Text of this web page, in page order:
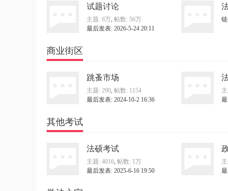
试题讨论
主题: 6万, 帖数: 56万
最后发表: 2026-5-24 20:11
商业街区
跳蚤市场
主题: 290, 帖数: 1154
最后发表: 2024-10-2 16:36
其他考试
法硕考试
主题: 4016, 帖数: 1万
最后发表: 2025-6-16 19:50